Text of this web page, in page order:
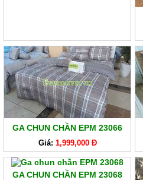
GA CHUN CHẦN EPM 23066
Giá: 1,999,000 Đ
GA CHUN CHẦN EPM 23068